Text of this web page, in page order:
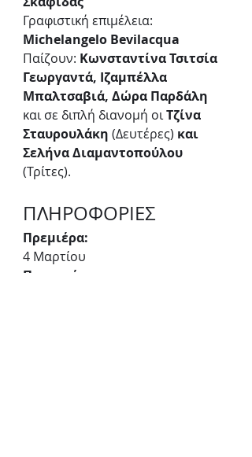
Γραφιστική επιμέλεια:
Michelangelo Bevilacqua
Παίζουν: Κωνσταντίνα Τσιτσία
Γεωργαντά, Ιζαμπέλλα
Μπαλτσαβιά, Δώρα Παρδάλη
και σε διπλή διανομή οι Τζίνα
Σταυρουλάκη (Δευτέρες) και
Σελήνα Διαμαντοπούλου
(Τρίτες).
ΠΛΗΡΟΦΟΡΙΕΣ
Πρεμιέρα:
4 Μαρτίου
Παραστάσεις: